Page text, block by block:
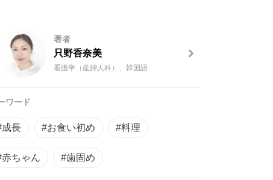
著者
只野香奈美
看護学（産婦人科）、韓国語
ワード
成長 #お食い初め #料理
赤ちゃん #歯固め